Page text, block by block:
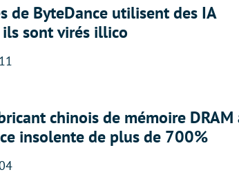
de ByteDance utilisent des IA
ils sont virés illico
chinois de mémoire
insolente de plus de 700%